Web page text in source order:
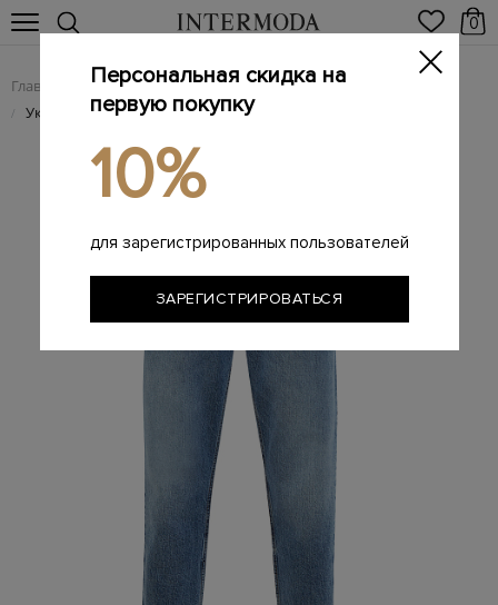
0
Главная Женщинам / Женская одежда / Женские джинсы
/ Укороченные джинсы из денима Authentic с деталью Мониль
Персональная скидка на
первую покупку
10%
для зарегистрированных пользователей
ЗАРЕГИСТРИРОВАТЬСЯ